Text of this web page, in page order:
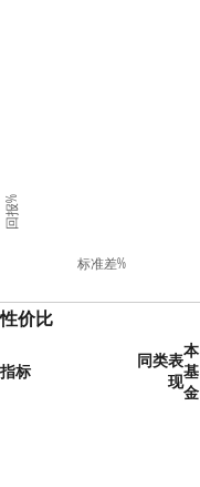
标准差%
回报%
性价比
指标
同类表
现
本
基
金